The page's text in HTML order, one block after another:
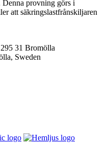
Denna provning görs i
att säkringslastfrånskiljaren
31 Bromölla
Sweden